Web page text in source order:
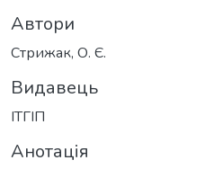
Автори
Стрижак, О. Є.
Видавець
ІТГІП
Анотація